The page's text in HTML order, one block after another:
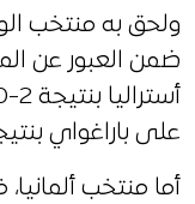
ولحق به منتخب
ضمن العبور عن
على باراغواي بنتيجة
أما منتخب